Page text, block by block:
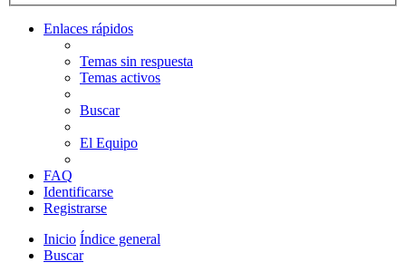
Enlaces rápidos
Temas sin respuesta
Temas activos
Buscar
El Equipo
FAQ
Identificarse
Registrarse
Inicio Índice general
Buscar